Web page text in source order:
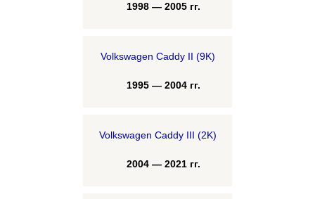
1998 — 2005 гг.
Volkswagen Caddy II (9K)
1995 — 2004 гг.
Volkswagen Caddy III (2K)
2004 — 2021 гг.